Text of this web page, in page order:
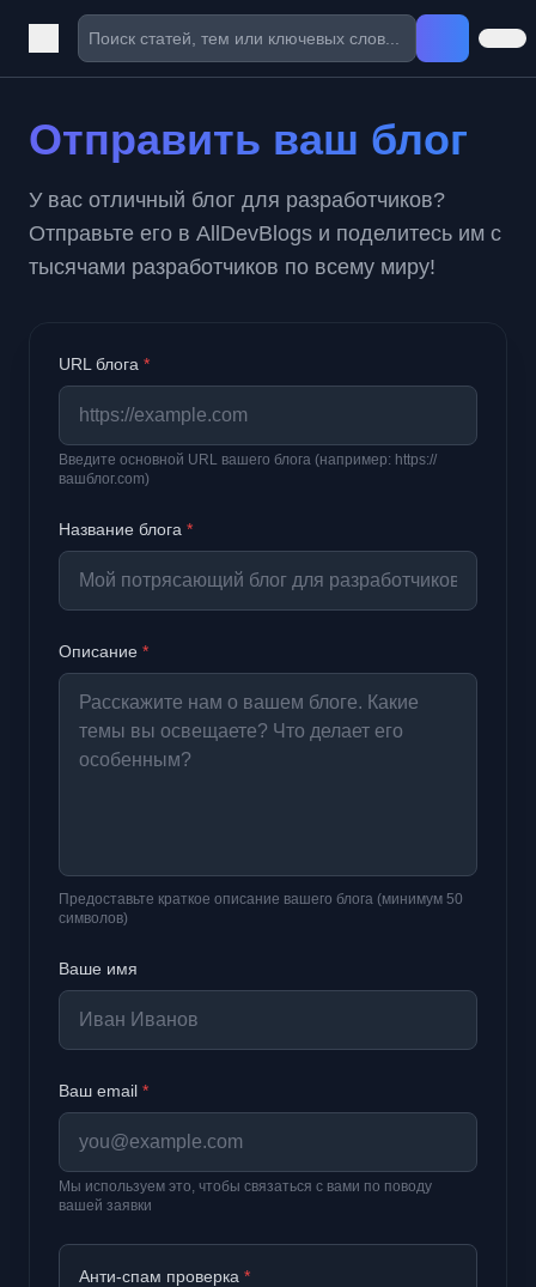
Отправить ваш блог
У вас отличный блог для разработчиков?
Отправьте его в AllDevBlogs и поделитесь им с
тысячами разработчиков по всему миру!
URL блога *
Введите основной URL вашего блога (например: https://
вашблог.com)
Название блога *
Описание *
Предоставьте краткое описание вашего блога (минимум 50
символов)
Ваше имя
Ваш email *
Мы используем это, чтобы связаться с вами по поводу
вашей заявки
Анти-спам проверка *